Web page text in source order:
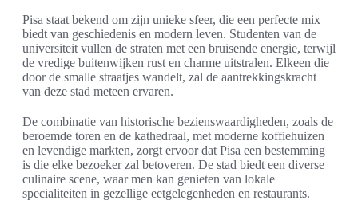
Pisa staat bekend om zijn unieke sfeer, die een perfecte mix
biedt van geschiedenis en modern leven. Studenten van de
universiteit vullen de straten met een bruisende energie, terwijl
de vredige buitenwijken rust en charme uitstralen. Elkeen die
door de smalle straatjes wandelt, zal de aantrekkingskracht
van deze stad meteen ervaren.
De combinatie van historische bezienswaardigheden, zoals de
beroemde toren en de kathedraal, met moderne koffiehuizen
en levendige markten, zorgt ervoor dat Pisa een bestemming
is die elke bezoeker zal betoveren. De stad biedt een diverse
culinaire scene, waar men kan genieten van lokale
specialiteiten in gezellige eetgelegenheden en restaurants.